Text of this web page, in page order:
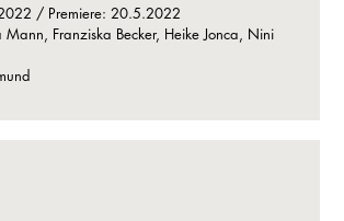
/ Premiere: 20.5.2022
Mann, Franziska Becker, Heike Jonca, Nini